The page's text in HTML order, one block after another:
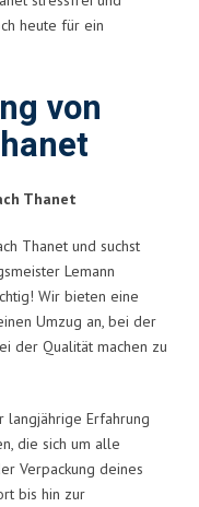
heute für ein
von
Thanet
Thanet und suchst
Lemann
Wir bieten eine
Umzug an, bei der
der Qualität machen zu
langjährige Erfahrung
die sich um alle
Verpackung deines
bis hin zur